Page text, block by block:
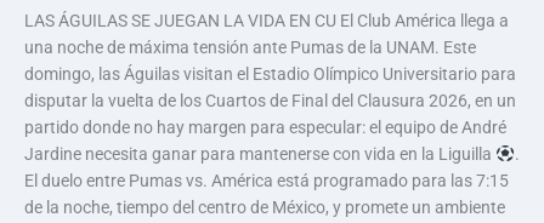
LAS ÁGUILAS SE JUEGAN LA VIDA EN CU El Club América llega a
una noche de máxima tensión ante Pumas de la UNAM. Este
domingo, las Águilas visitan el Estadio Olímpico Universitario para
disputar la vuelta de los Cuartos de Final del Clausura 2026, en un
partido donde no hay margen para especular: el equipo de André
Jardine necesita ganar para mantenerse con vida en la Liguilla
.
El duelo entre Pumas vs. América está programado para las 7:15
de la noche, tiempo del centro de México, y promete un ambiente